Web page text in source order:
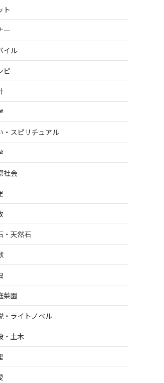
ト
ー
イル
ピ
・スピリチュアル
社会
・天然石
菜園
・ライトノベル
・土木